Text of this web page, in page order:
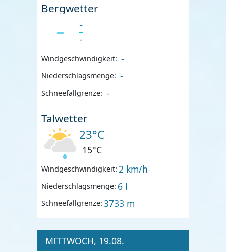
Bergwetter
-
-
Windgeschwindigkeit: -
Niederschlagsmenge: -
Schneefallgrenze: -
Talwetter
23°C
15°C
Windgeschwindigkeit: 2 km/h
Niederschlagsmenge: 6 l
Schneefallgrenze: 3733 m
MITTWOCH, 19.08.